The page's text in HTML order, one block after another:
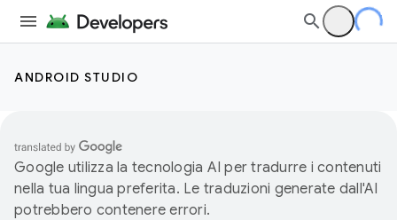
ANDROID STUDIO
Google utilizza la tecnologia AI per tradurre i contenuti
nella tua lingua preferita. Le traduzioni generate dall'AI
potrebbero contenere errori.